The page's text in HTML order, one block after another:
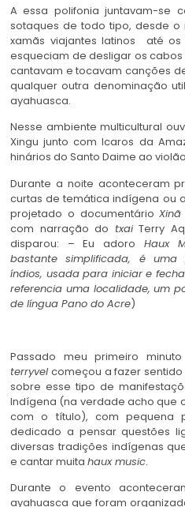
A essa polifonia juntavam-se
sotaques de todo tipo, desde
xamãs viajantes latinos até
esqueciam de desligar os
cantavam e tocavam canções
qualquer outra denominação
ayahuasca.
Nesse ambiente multicultural
Xingu junto com Icaros da
hinários do Santo Daime ao
Durante a noite aconteceram
curtas de temática indígena ou
projetado o documentário
com narração do txaiTerry
disparou: – Eu adoro Haux
bastante simplificada, é
índios, usada para iniciar e
referencia uma localidade, um
de língua Pano do Acre)
Passado meu primeiro
terryvel começou a fazer
sobre esse tipo de
Indígena (na verdade acho que
com o título), com pequena
dedicado a pensar questões
diversas tradições indígenas
e cantar muita haux music.
Durante o evento
ayahuasca que foram